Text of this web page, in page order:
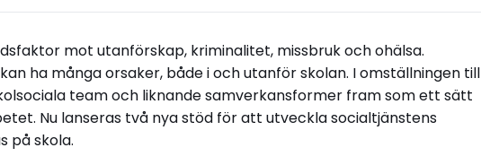
mot utanförskap, kriminalitet, missbruk och ohälsa.
ha många orsaker, både i och utanför skolan. I omställningen till
team och liknande samverkansformer fram som ett sätt
Nu lanseras två nya stöd för att utveckla socialtjänstens
på skola.